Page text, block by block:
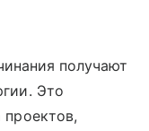
получают
Это